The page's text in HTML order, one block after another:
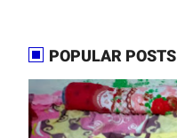
POPULAR POSTS